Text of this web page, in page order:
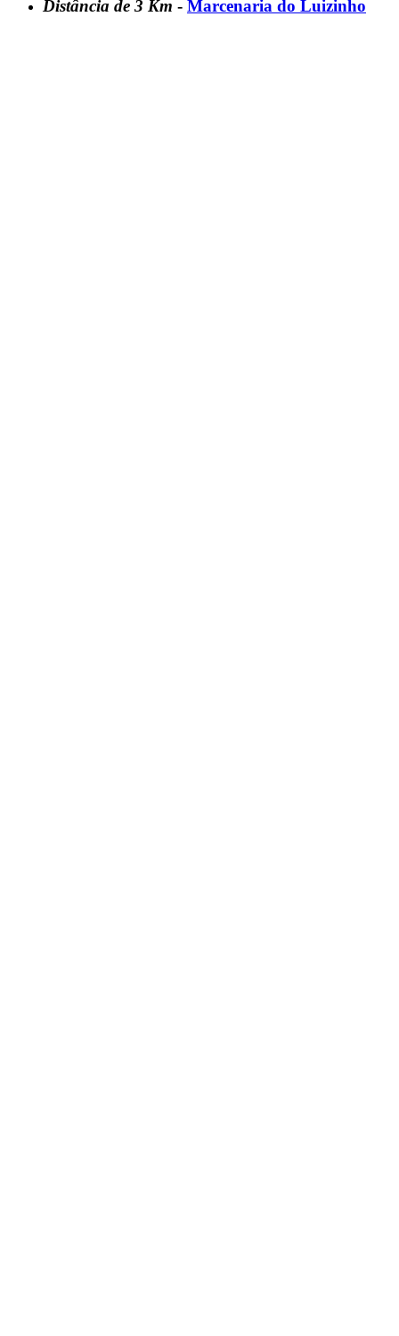
Distância de 3 Km - Marcenaria do Luizinho